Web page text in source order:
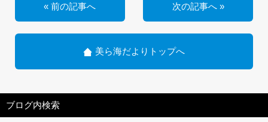
« 前の記事へ 次の記事へ »
美ら海だよりトップへ
ブログ内検索